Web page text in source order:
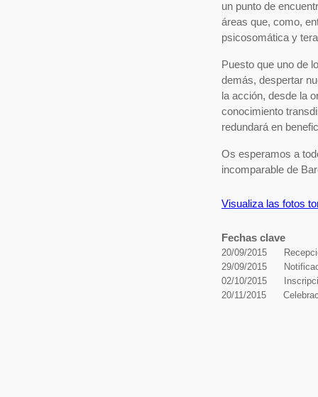
un punto de
áreas que, como,
psicosomática y
Puesto que uno de
demás, despertar
la acción, desde la
conocimiento
redundará en
Os esperamos a
incomparable de
Visualiza las fotos
Fechas clave
20/09/2015
29/09/2015
02/10/2015
20/11/2015